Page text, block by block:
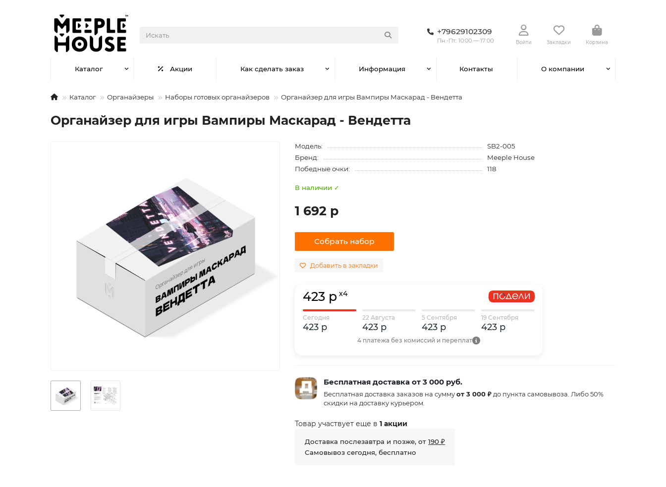
+79629102309
Пн.-Пт.: 10:00 — 17:00 Войти Закладки Корзина
Каталог Акции Как сделать заказ Информация Контакты О компании
Каталог Органайзеры Наборы готовых органайзеров Органайзер для игры Вампиры Маскарад - Вендетта
Органайзер для игры Вампиры Маскарад - Вендетта
Модель:
SB2-005
Бренд:
Meeple House
Победные очки:
118
В наличии ✓
1 692 р
Собрать набор
Добавить в закладки
423 р x4
Сегодня
423 р
22 Августа
423 р
5 Сентября
423 р
19 Сентября
423 р
4 платежа без комиссий и переплат
Бесплатная доставка от 3 000 руб.
Бесплатная доставка заказов на суммуот 3 000 ₽ до пункта самовывоза. Либо 50%
скидки на доставку курьером.
Товар участвует еще в1 акции
Доставка послезавтра и позже, от190 ₽
Самовывоз сегодня, бесплатно